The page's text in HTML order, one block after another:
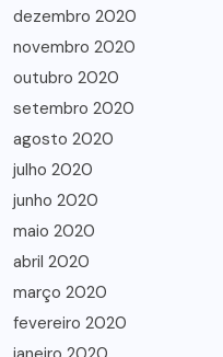
dezembro 2020
novembro 2020
outubro 2020
setembro 2020
agosto 2020
julho 2020
junho 2020
maio 2020
abril 2020
março 2020
fevereiro 2020